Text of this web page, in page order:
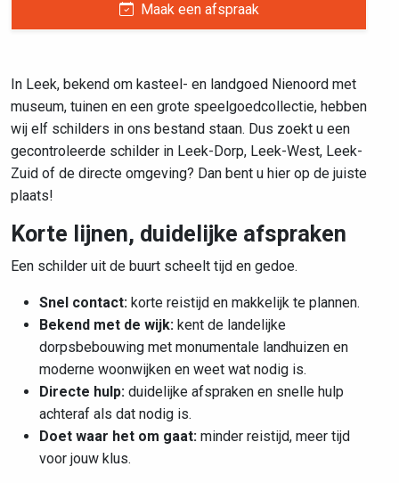
Maak een afspraak
In Leek, bekend om kasteel- en landgoed Nienoord met
museum, tuinen en een grote speelgoedcollectie, hebben
wij elf schilders in ons bestand staan. Dus zoekt u een
gecontroleerde schilder in Leek-Dorp, Leek-West, Leek-
Zuid of de directe omgeving? Dan bent u hier op de juiste
plaats!
Korte lijnen, duidelijke afspraken
Een schilder uit de buurt scheelt tijd en gedoe.
Snel contact: korte reistijd en makkelijk te plannen.
Bekend met de wijk: kent de landelijke
dorpsbebouwing met monumentale landhuizen en
moderne woonwijken en weet wat nodig is.
Directe hulp: duidelijke afspraken en snelle hulp
achteraf als dat nodig is.
Doet waar het om gaat: minder reistijd, meer tijd
voor jouw klus.